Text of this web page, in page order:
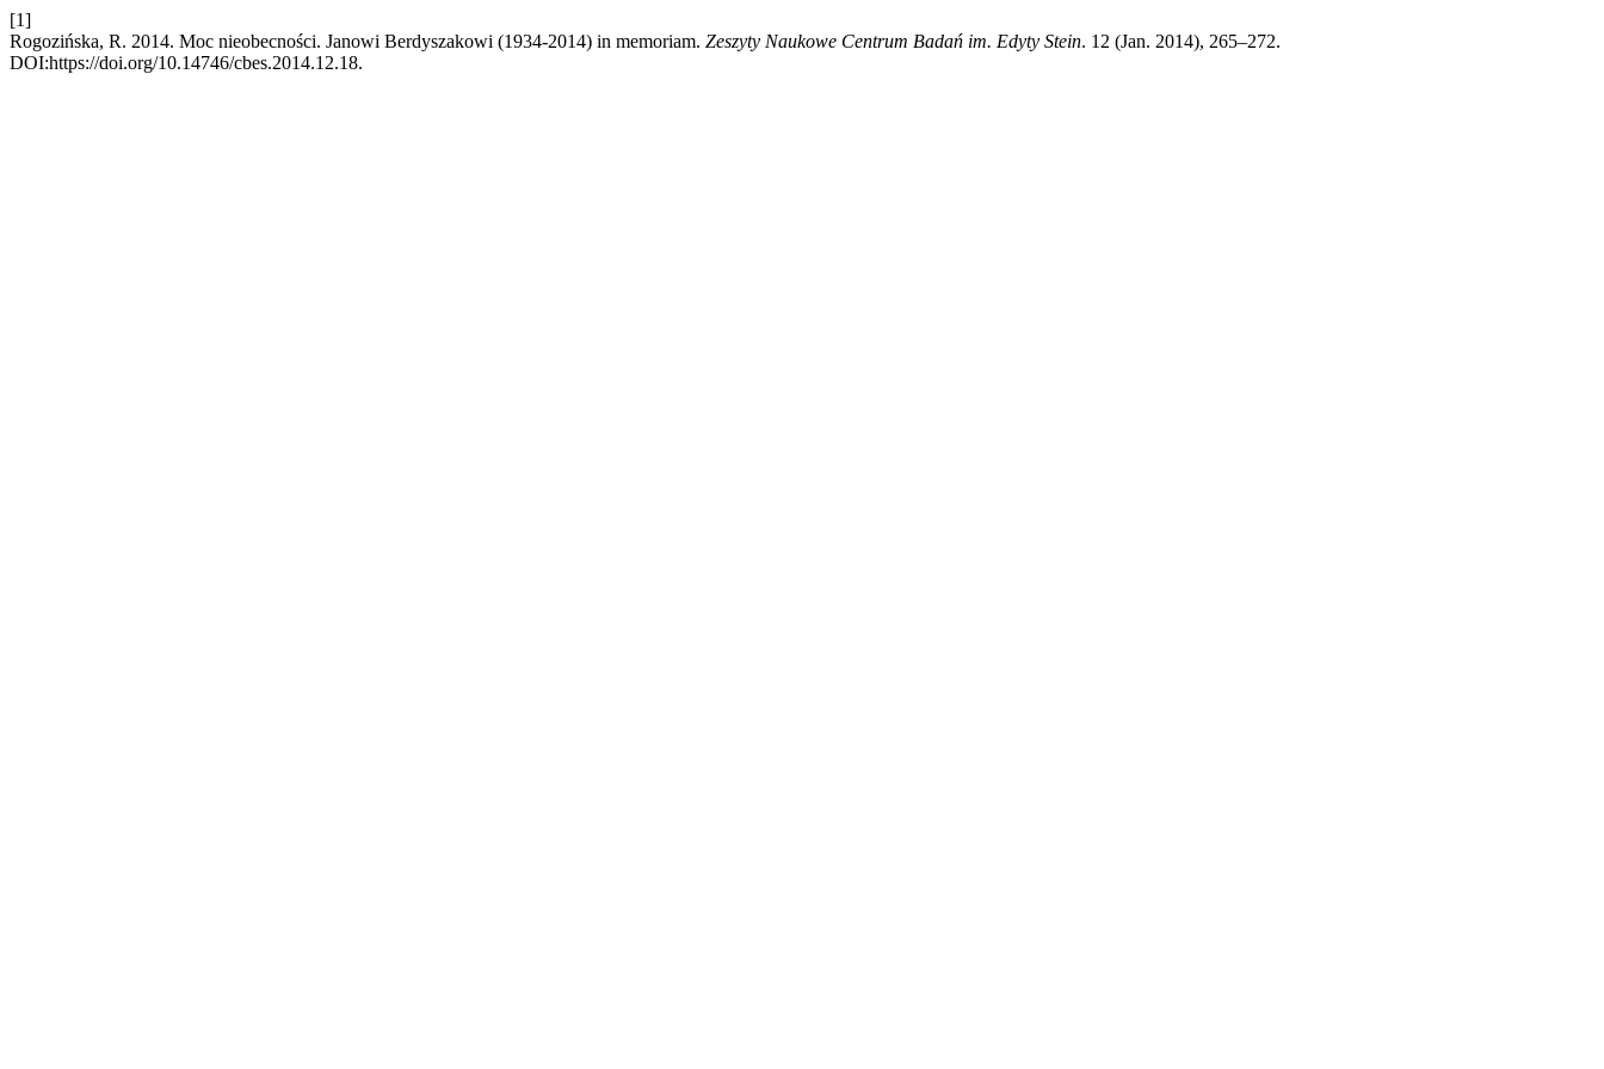
[1]
Rogozińska, R. 2014. Moc nieobecności. Janowi Berdyszakowi (1934-2014) in memoriam. Zeszyty Naukowe Centrum Badań im. Edyty Stein. 12 (Jan. 2014), 265–272.
DOI:https://doi.org/10.14746/cbes.2014.12.18.